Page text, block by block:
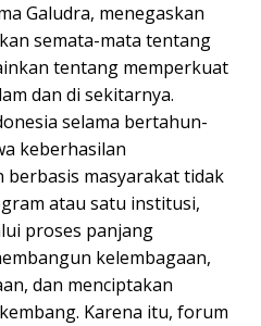
Galudra, menegaskan
semata-mata tentang
tentang memperkuat
dan di sekitarnya.
selama bertahun-
keberhasilan
masyarakat tidak
atau satu institusi,
proses panjang
kelembagaan,
dan menciptakan
Karena itu, forum